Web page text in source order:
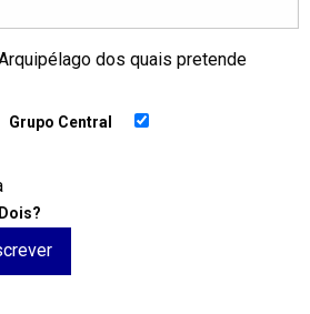
dos quais pretende
Grupo Central